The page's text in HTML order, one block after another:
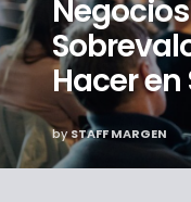
Hacer en
by STAFF MARGEN